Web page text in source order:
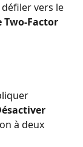
défiler vers le
Two-Factor
à deux